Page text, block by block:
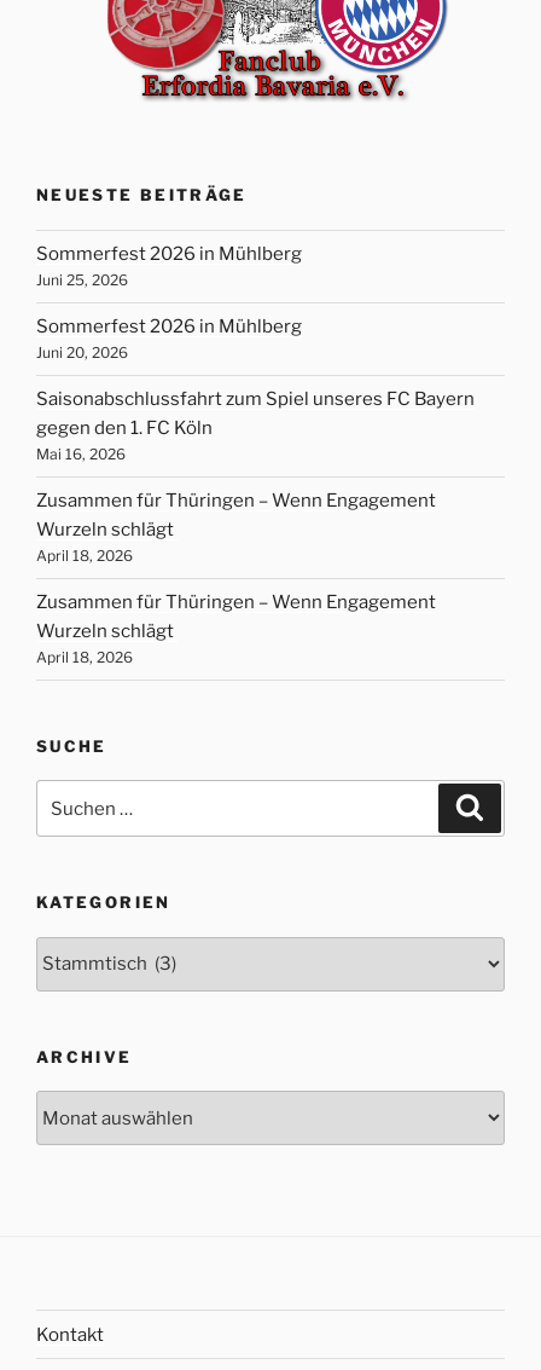
NEUESTE BEITRÄGE
Sommerfest 2026 in Mühlberg
Juni 25, 2026
Sommerfest 2026 in Mühlberg
Juni 20, 2026
Saisonabschlussfahrt zum Spiel unseres FC Bayern
gegen den 1. FC Köln
Mai 16, 2026
Zusammen für Thüringen – Wenn Engagement
Wurzeln schlägt
April 18, 2026
Zusammen für Thüringen – Wenn Engagement
Wurzeln schlägt
April 18, 2026
SUCHE
nach:
KATEGORIEN
Kategorien
ARCHIVE
Kontakt